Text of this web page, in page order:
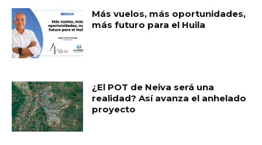
Más vuelos, más oportunidades,
más futuro para el Huila
¿El POT de Neiva será una
realidad? Así avanza el anhelado
proyecto